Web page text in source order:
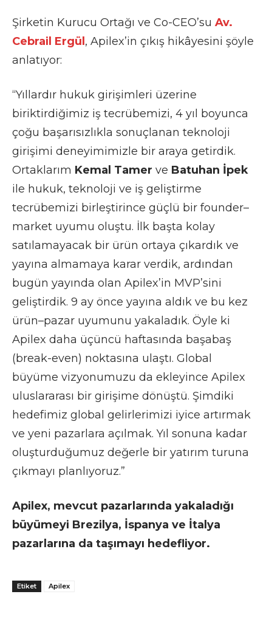
Şirketin Kurucu Ortağı ve Co-CEO’su Av.
Cebrail Ergül , Apilex’in çıkış hikâyesini şöyle
anlatıyor:
“Yıllardır hukuk girişimleri üzerine
biriktirdiğimiz iş tecrübemizi, 4 yıl boyunca
çoğu başarısızlıkla sonuçlanan teknoloji
girişimi deneyimimizle bir araya getirdik.
Ortaklarım Kemal Tamer ve Batuhan İpek
ile hukuk, teknoloji ve iş geliştirme
tecrübemizi birleştirince güçlü bir founder–
market uyumu oluştu. İlk başta kolay
satılamayacak bir ürün ortaya çıkardık ve
yayına almamaya karar verdik, ardından
bugün yayında olan Apilex’in MVP’sini
geliştirdik. 9 ay önce yayına aldık ve bu kez
ürün–pazar uyumunu yakaladık. Öyle ki
Apilex daha üçüncü haftasında başabaş
(break-even) noktasına ulaştı. Global
büyüme vizyonumuzu da ekleyince Apilex
uluslararası bir girişime dönüştü. Şimdiki
hedefimiz global gelirlerimizi iyice artırmak
ve yeni pazarlara açılmak. Yıl sonuna kadar
oluşturduğumuz değerle bir yatırım turuna
çıkmayı planlıyoruz.”
Apilex, mevcut pazarlarında yakaladığı
büyümeyi Brezilya, İspanya ve İtalya
pazarlarına da taşımayı hedefliyor.
Etiket Apilex